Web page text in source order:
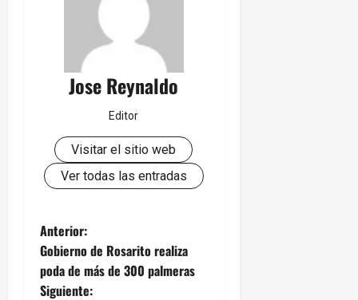
Jose Reynaldo
Editor
Visitar el sitio web
Ver todas las entradas
N
a
Anterior:
Gobierno de Rosarito realiza
poda de más de 300 palmeras
Siguiente: